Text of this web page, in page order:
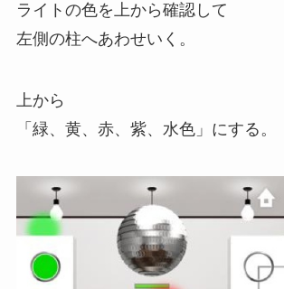
ライトの色を上から確認して
左側の柱へあわせいく。
上から
「緑、黄、赤、紫、水色」にする。